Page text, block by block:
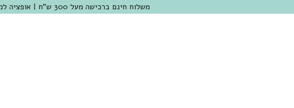
משלוח חינם ברכישה מעל 300 ש"ח | אופציה למשלוח מהיום להיום באזור המרכז | מוזמנים לבקר בחנות בכפר שמריהו